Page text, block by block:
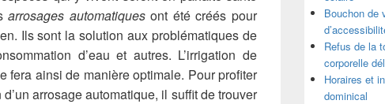
arrosages automatiquesont été créés pour
Ils sont la solution aux problématiques de
d’eau et autres. L’irrigation de
fera ainsi de manière optimale. Pour profiter
arrosage automatique, il suffit de trouver
Bouchon de
Refus de la
corporelle
Horaires et
dominical